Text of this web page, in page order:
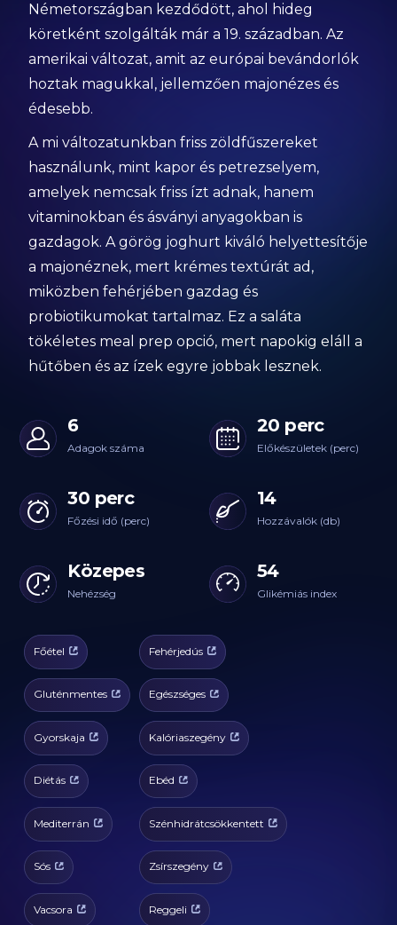
Németországban kezdődött, ahol hideg
köretként szolgálták már a 19. században. Az
amerikai változat, amit az európai bevándorlók
hoztak magukkal, jellemzően majonézes és
édesebb.
A mi változatunkban friss zöldfűszereket
használunk, mint kapor és petrezselyem,
amelyek nemcsak friss ízt adnak, hanem
vitaminokban és ásványi anyagokban is
gazdagok. A görög joghurt kiváló helyettesítője
a majonéznek, mert krémes textúrát ad,
miközben fehérjében gazdag és
probiotikumokat tartalmaz. Ez a saláta
tökéletes meal prep opció, mert napokig eláll a
hűtőben és az ízek egyre jobbak lesznek.
6
Adagok száma
20 perc
Előkészületek (perc)
30 perc
Főzési idő (perc)
14
Hozzávalók (db)
Közepes
Nehézség
54
Glikémiás index
Főétel Fehérjedús
Gluténmentes Egészséges
Gyorskaja Kalóriaszegény
Diétás Ebéd
Mediterrán Szénhidrátcsökkentett
Sós Zsírszegény
Vacsora Reggeli